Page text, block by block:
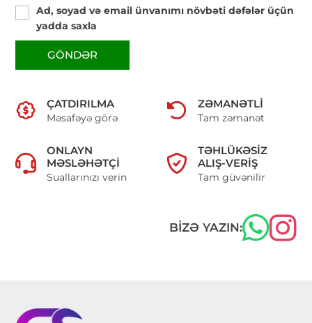
Ad, soyad və email ünvanımı növbəti dəfələr üçün
yadda saxla
GÖNDƏR
ÇATDIRILMA
Məsafəyə görə
ZƏMANƏTLI
Tam zəmanət
ONLAYN
MƏSLƏHƏTÇI
Suallarınızı verin
TƏHLÜKƏSIZ
ALIŞ-VERIŞ
Tam güvənilir
BIZƏ YAZIN: